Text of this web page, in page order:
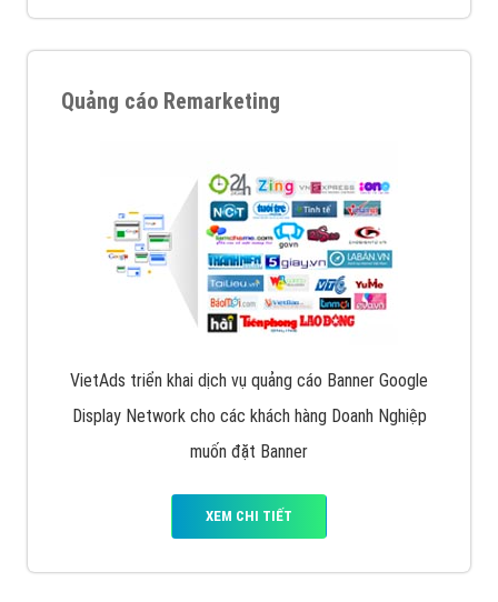
Quảng cáo Remarketing
VietAds triển khai dịch vụ quảng cáo Banner Google
Display Network cho các khách hàng Doanh Nghiệp
muốn đặt Banner
XEM CHI TIẾT